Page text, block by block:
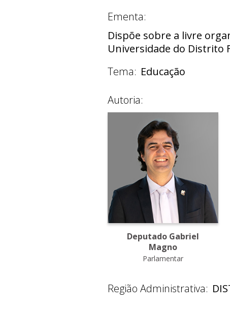
Ementa:
Dispõe sobre a livre
Universidade do Distrito
Tema: Educação
Autoria:
Deputado Gabriel
Magno
Parlamentar
Região Administrativa: